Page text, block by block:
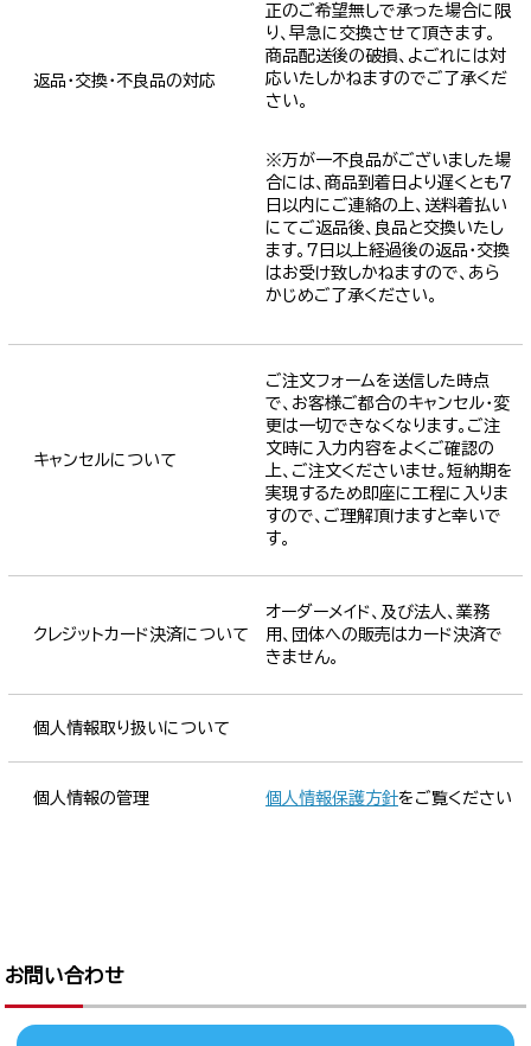
返品・交換・不良品の対応
正のご希望無しで承った場合に限
り、早急に交換させて頂きます。
商品配送後の破損、よごれには対
応いたしかねますのでご了承くだ
さい。
※万が一不良品がございました場
合には、商品到着日より遅くとも7
日以内にご連絡の上、送料着払い
にてご返品後、良品と交換いたし
ます。7日以上経過後の返品・交換
はお受け致しかねますので、あら
かじめご了承ください。
キャンセルについて
ご注文フォームを送信した時点
で、お客様ご都合のキャンセル・変
更は一切できなくなります。ご注
文時に入力内容をよくご確認の
上、ご注文くださいませ。短納期を
実現するため即座に工程に入りま
すので、ご理解頂けますと幸いで
す。
クレジットカード決済について
オーダーメイド、及び法人、業務
用、団体への販売はカード決済で
きません。
個人情報取り扱いについて
個人情報の管理 個人情報保護方針をご覧ください
お問い合わせ